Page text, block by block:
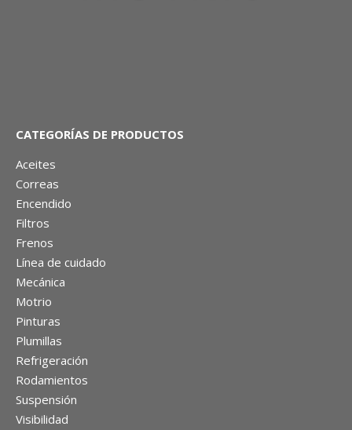
CATEGORÍAS DE PRODUCTOS
Aceites
Correas
Encendido
Filtros
Frenos
Línea de cuidado
Mecánica
Motrio
Pinturas
Plumillas
Refrigeración
Rodamientos
Suspensión
Visibilidad